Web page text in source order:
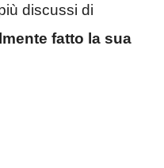
discussi di
fatto la sua